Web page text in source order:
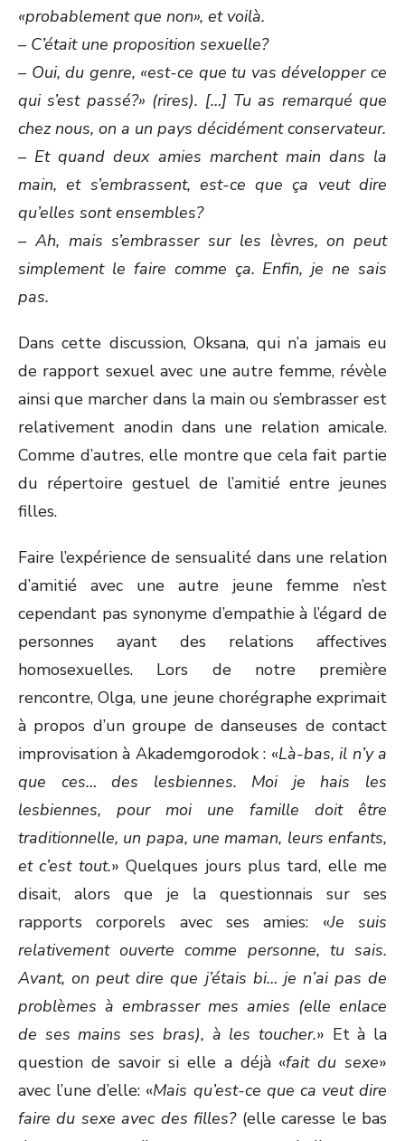
«probablement que non», et voilà.
– C’était une proposition sexuelle?
– Oui, du genre, «est-ce que tu vas développer ce
qui s’est passé?» (rires). […] Tu as remarqué que
chez nous, on a un pays décidément conservateur.
– Et quand deux amies marchent main dans la
main, et s’embrassent, est-ce que ça veut dire
qu’elles sont ensembles?
– Ah, mais s’embrasser sur les lèvres, on peut
simplement le faire comme ça. Enfin, je ne sais
pas.
Dans cette discussion, Oksana, qui n’a jamais eu
de rapport sexuel avec une autre femme, révèle
ainsi que marcher dans la main ou s’embrasser est
relativement anodin dans une relation amicale.
Comme d’autres, elle montre que cela fait partie
du répertoire gestuel de l’amitié entre jeunes
filles.
Faire l’expérience de sensualité dans une relation
d’amitié avec une autre jeune femme n’est
cependant pas synonyme d’empathie à l’égard de
personnes ayant des relations affectives
homosexuelles. Lors de notre première
rencontre, Olga, une jeune chorégraphe exprimait
à propos d’un groupe de danseuses de contact
improvisation à Akademgorodok : «Là-bas, il n’y a
que ces… des lesbiennes. Moi je hais les
lesbiennes, pour moi une famille doit être
traditionnelle, un papa, une maman, leurs enfants,
et c’est tout.» Quelques jours plus tard, elle me
disait, alors que je la questionnais sur ses
rapports corporels avec ses amies: «Je suis
relativement ouverte comme personne, tu sais.
Avant, on peut dire que j’étais bi… je n’ai pas de
problèmes à embrasser mes amies (elle enlace
de ses mains ses bras), à les toucher.» Et à la
question de savoir si elle a déjà «fait du sexe»
avec l’une d’elle: «Mais qu’est-ce que ca veut dire
faire du sexe avec des filles?(elle caresse le bas